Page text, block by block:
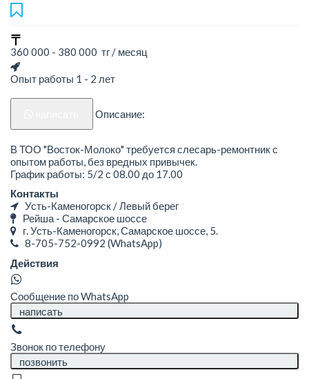
360 000 - 380 000 тг / месяц
Опыт работы 1 - 2 лет
Описание:
В ТОО "Восток-Молоко" требуется слесарь-ремонтник с
опытом работы, без вредных привычек.
График работы: 5/2 с 08.00 до 17.00
Контакты
Усть-Каменогорск / Левый берег
Рейша - Самарское шоссе
г. Усть-Каменогорск, Самарское шоссе, 5.
8-705-752-0992 (WhatsApp)
Действия
Сообщение по WhatsApp
написать
Звонок по телефону
позвонить